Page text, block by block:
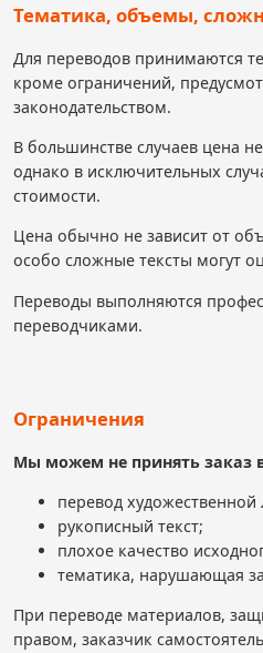
Тематика, объемы,
Для переводов принимаются
кроме ограничений,
законодательством.
В большинстве случаев цена
однако в исключительных
стоимости.
Цена обычно не зависит от
особо сложные тексты могут
Переводы выполняются
переводчиками.
Ограничения
Мы можем не принять заказ
перевод художественной
рукописный текст;
плохое качество
тематика, нарушающая
При переводе материалов,
правом, заказчик